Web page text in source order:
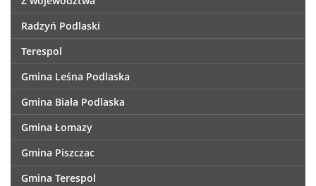
Radzyń Podlaski
Terespol
Gmina Leśna Podlaska
Gmina Biała Podlaska
Gmina Łomazy
Gmina Piszczac
Gmina Terespol